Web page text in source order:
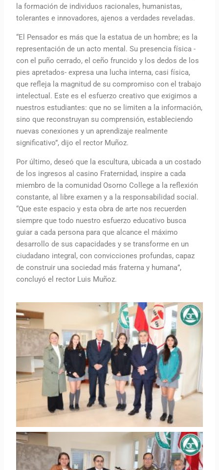
la formación de individuos racionales, humanistas,
tolerantes e innovadores, ajenos a verdades reveladas.
“El Pensador es más que la estatua de un hombre; es la
representación de un acto mental. Su presencia física -
con el puño cerrado, el ceño fruncido y los dedos de los
pies apretados- expresa una lucha interna, casi física,
que refleja la magnitud de su compromiso con el trabajo
intelectual. Este es el esfuerzo creativo que exigimos a
nuestros estudiantes: que no se limiten a la información,
sino que reconstruyan su comprensión, estableciendo
nuevas conexiones y un aprendizaje realmente
significativo”, dijo el rector Muñoz.
Por último, deseó que la escultura, ubicada a un costado
de los ingresos al casino Fraternidad, inspire a cada
miembro de la comunidad Osorno College a la reflexión
constante, al libre examen y a la responsabilidad social.
“Que este espacio y esta obra de arte nos recuerden
siempre que todo nuestro esfuerzo educativo busca
guiar a cada persona para que alcance el máximo
desarrollo de sus capacidades y se transforme en un
ciudadano integral, con convicciones profundas, capaz
de construir una sociedad más fraterna y humana”,
concluyó el rector Luis Muñoz.